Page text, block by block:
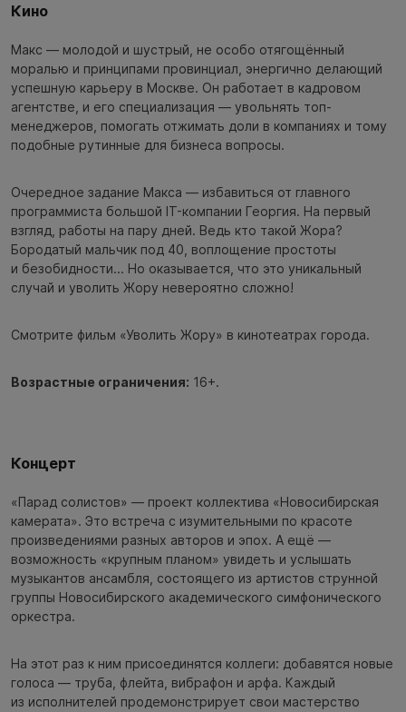
Кино
Макс — молодой и шустрый, не особо отягощённый
моралью и принципами провинциал, энергично делающий
успешную карьеру в Москве. Он работает в кадровом
агентстве, и его специализация — увольнять топ-
менеджеров, помогать отжимать доли в компаниях и тому
подобные рутинные для бизнеса вопросы.
Очередное задание Макса — избавиться от главного
программиста большой IT-компании Георгия. На первый
взгляд, работы на пару дней. Ведь кто такой Жора?
Бородатый мальчик под 40, воплощение простоты
и безобидности... Но оказывается, что это уникальный
случай и уволить Жору невероятно сложно!
Смотрите фильм «Уволить Жору» в кинотеатрах города.
Возрастные ограничения: 16+.
Концерт
«Парад солистов» — проект коллектива «Новосибирская
камерата». Это встреча с изумительными по красоте
произведениями разных авторов и эпох. А ещё —
возможность «крупным планом» увидеть и услышать
музыкантов ансамбля, состоящего из артистов струнной
группы Новосибирского академического симфонического
оркестра.
На этот раз к ним присоединятся коллеги: добавятся новые
голоса — труба, флейта, вибрафон и арфа. Каждый
из исполнителей продемонстрирует свои мастерство